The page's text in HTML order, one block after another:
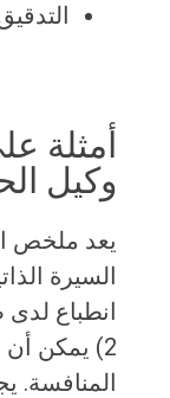
أمثلة
وكيل
يعد ملخص
انطباع
2) يمكن
المنافسة.